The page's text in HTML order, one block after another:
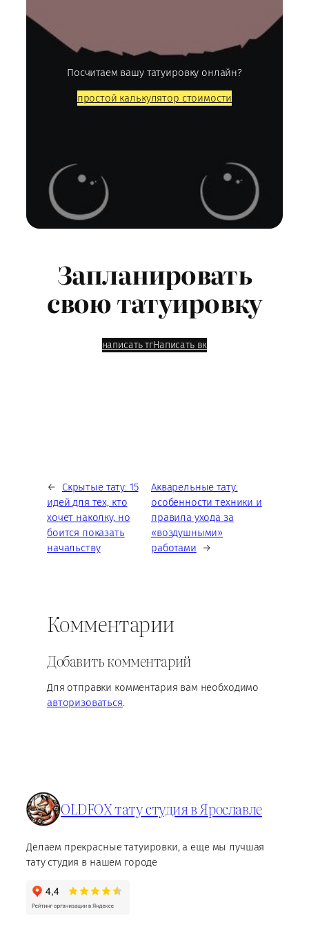
Посчитаем вашу татуировку онлайн?
простой калькулятор стоимости
Запланировать
свою татуировку
написать тгНаписать вк
←
Скрытые тату: 15
идей для тех, кто
хочет наколку, но
боится показать
начальству
Акварельные тату:
особенности техники и
правила ухода за
«воздушными»
работами
→
Комментарии
Добавить комментарий
Для отправки комментария вам необходимо
авторизоваться.
OLDFOX тату студия в Ярославле
Делаем прекрасные татуировки, а еще мы лучшая
тату студия в нашем городе